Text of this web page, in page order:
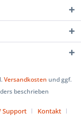
Versandkosten und ggf.
beschrieben
Support
Kontakt